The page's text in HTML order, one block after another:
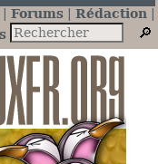
Forums
Rédaction